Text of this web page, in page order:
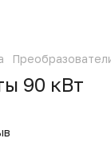
90 кВт